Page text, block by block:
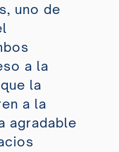
uno de
a la
la
a la
agradable